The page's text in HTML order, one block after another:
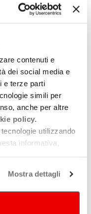
contenuti e
dei social media e
e terze parti
simili per
anche per altre
policy.
utilizzando
informativa,
Mostra dettagli
con sottotitoli, che
Moderna di
dei segni con
Morandi e ripercorre
di Filippo Chiesa)
villanoviana alla
tua
del Comune di
di Spezzano, che
ceramica